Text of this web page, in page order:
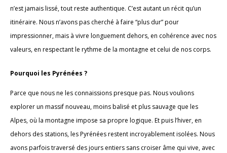
n’est jamais lissé, tout reste authentique. C’est autant un récit qu’un
itinéraire. Nous n’avons pas cherché à faire “plus dur” pour
impressionner, mais à vivre longuement dehors, en cohérence avec nos
valeurs, en respectant le rythme de la montagne et celui de nos corps.
Pourquoi les Pyrénées ?
Parce que nous ne les connaissions presque pas. Nous voulions
explorer un massif nouveau, moins balisé et plus sauvage que les
Alpes, où la montagne impose sa propre logique. Et puis l’hiver, en
dehors des stations, les Pyrénées restent incroyablement isolées. Nous
avons parfois traversé des jours entiers sans croiser âme qui vive, avec